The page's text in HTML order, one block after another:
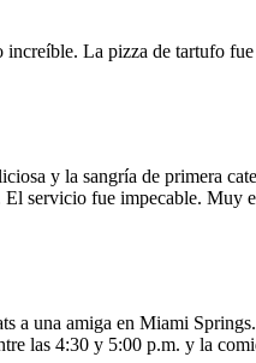
La pizza de tartufo
y la sangría de primera
servicio fue impecable. Muy
a una amiga en Miami
las 4:30 y 5:00 p.m. y la